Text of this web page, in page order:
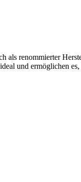
als renommierter
und ermöglichen